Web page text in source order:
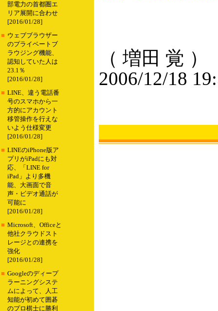
部電力の首都圏エ
リア展開に合わせ
[2016/01/28]
■ ウェブブラウザー
のプライベートブ
ラウジング機能、
認知していた人は
23.1％
[2016/01/28]
■ LINE、違う電話番
号のスマホから一
方的にアカウント
移管操作を行えな
いよう仕様変更
[2016/01/28]
■ LINEのiPhone版ア
プリがiPadにも対
応、「LINE for
iPad」より多機
能、大画面で音
声・ビデオ通話が
可能に
[2016/01/28]
■ Microsoft、Officeと
他社クラウドスト
レージとの連携を
強化
[2016/01/28]
■ Googleのディープ
ラーニングシステ
ムによって、人工
知能が初めて囲碁
のプロ棋士に勝利
（ 増田 覚 ）
2006/12/18